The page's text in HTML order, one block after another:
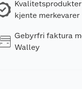
kjente merkevarer
Gebyrfri faktura
Walley